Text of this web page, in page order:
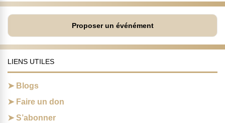
Proposer un événément
LIENS UTILES
Blogs
Faire un don
S’abonner